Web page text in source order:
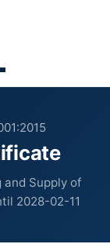
Supply of
2028-02-11